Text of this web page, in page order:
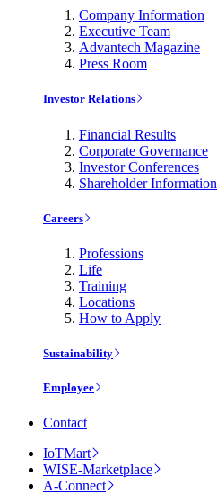
Company Information
Executive Team
Advantech Magazine
Press Room
Investor Relations
Financial Results
Corporate Governance
Investor Conferences
Shareholder Information
Careers
Professions
Life
Training
Locations
How to Apply
Sustainability
Employee
Contact
IoTMart
WISE-Marketplace
A-Connect